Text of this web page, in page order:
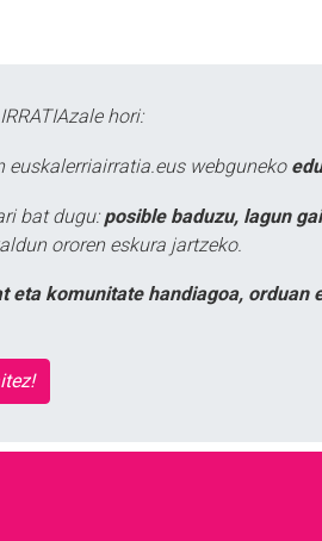
hori:
euskalerriairratia.eus webguneko
bat dugu: posible baduzu, lagun
ororen eskura jartzeko.
eta komunitate handiagoa,